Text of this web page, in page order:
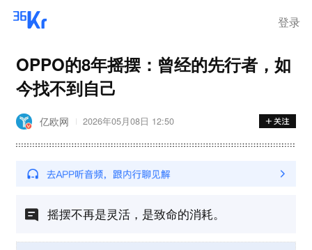
登录
OPPO的8年摇摆：曾经的先行者，如
今找不到自己
亿欧网 2026年05月08日 12:50
摇摆不再是灵活，是致命的消耗。